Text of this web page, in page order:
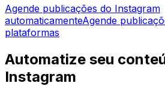
Agende publicações do Instagram
automaticamenteAgende
plataformas
Automatize seu
Instagram